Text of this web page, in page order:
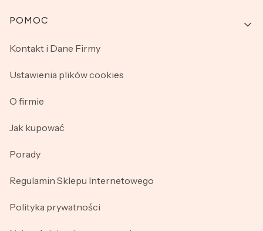
Linki w stopce
POMOC
Kontakt i Dane Firmy
Ustawienia plików cookies
O firmie
Jak kupować
Porady
Regulamin Sklepu Internetowego
Polityka prywatności